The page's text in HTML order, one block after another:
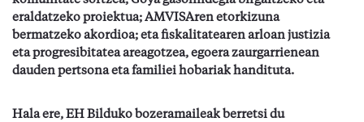
eraldatzeko proiektua; AMVISAren etorkizuna
bermatzeko akordioa; eta fiskalitatearen arloan justizia
eta progresibitatea areagotzea, egoera zaurgarrienean
dauden pertsona eta familiei hobariak handituta.
Hala ere, EH Bilduko bozeramaileak berretsi du